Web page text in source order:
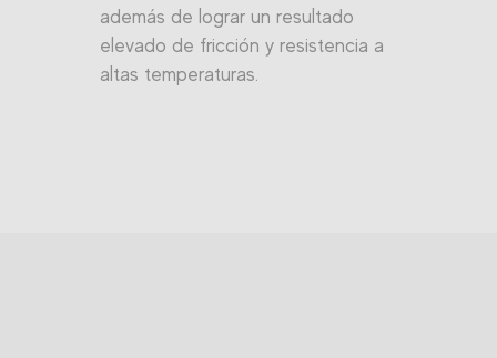
además de lograr un resultado
elevado de fricción y resistencia a
altas temperaturas.